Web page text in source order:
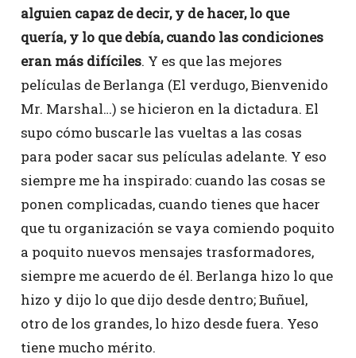
alguien capaz de decir, y de hacer, lo que
quería, y lo que debía, cuando las condiciones
eran más difíciles. Y es que las mejores
películas de Berlanga (El verdugo, Bienvenido
Mr. Marshal…) se hicieron en la dictadura. El
supo cómo buscarle las vueltas a las cosas
para poder sacar sus películas adelante. Y eso
siempre me ha inspirado: cuando las cosas se
ponen complicadas, cuando tienes que hacer
que tu organización se vaya comiendo poquito
a poquito nuevos mensajes trasformadores,
siempre me acuerdo de él. Berlanga hizo lo que
hizo y dijo lo que dijo desde dentro; Buñuel,
otro de los grandes, lo hizo desde fuera. Yeso
tiene mucho mérito.